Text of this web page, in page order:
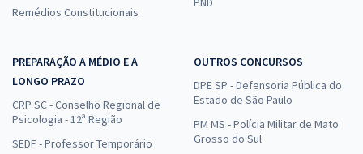
Remédios Constitucionais
PREPARAÇÃO A MÉDIO E A
LONGO PRAZO
CRP SC - Conselho Regional de
Psicologia - 12ª Região
SEDF - Professor Temporário
OUTROS CONCURSOS
DPE SP - Defensoria Pública do
Estado de São Paulo
PM MS - Polícia Militar de Mato
Grosso do Sul